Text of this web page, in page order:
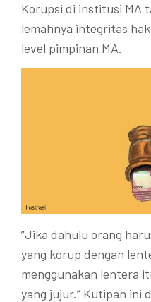
Korupsi di institusi MA
lemahnya integritas
level pimpinan MA.
”Jika dahulu orang
yang korup dengan
menggunakan lentera
yang jujur.” Kutipan ini